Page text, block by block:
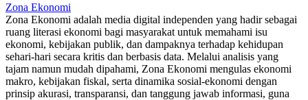
Zona Ekonomi
Zona Ekonomi adalah media digital independen yang hadir sebagai
ruang literasi ekonomi bagi masyarakat untuk memahami isu
ekonomi, kebijakan publik, dan dampaknya terhadap kehidupan
sehari-hari secara kritis dan berbasis data. Melalui analisis yang
tajam namun mudah dipahami, Zona Ekonomi mengulas ekonomi
makro, kebijakan fiskal, serta dinamika sosial-ekonomi dengan
prinsip akurasi, transparansi, dan tanggung jawab informasi, guna